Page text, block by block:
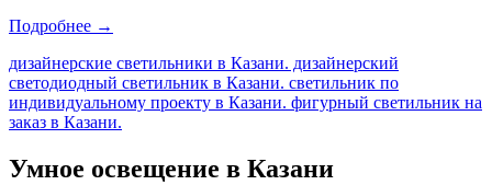
Подробнее →
дизайнерские светильники в Казани. дизайнерский
светодиодный светильник в Казани. светильник по
индивидуальному проекту в Казани. фигурный светильник на
заказ в Казани.
Умное освещение в Казани